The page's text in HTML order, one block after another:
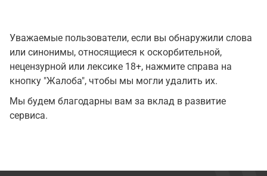
Уважаемые пользователи, если вы обнаружили слова
или синонимы, относящиеся к оскорбительной,
нецензурной или лексике 18+, нажмите справа на
кнопку "Жалоба", чтобы мы могли удалить их.
Мы будем благодарны вам за вклад в развитие
сервиса.